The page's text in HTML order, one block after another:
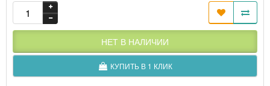
НЕТ В НАЛИЧИИ
КУПИТЬ В 1 КЛИК